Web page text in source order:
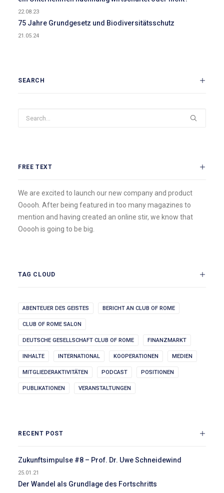
22.08.23
75 Jahre Grundgesetz und Biodiversitätsschutz
21.05.24
SEARCH
FREE TEXT
We are excited to launch our new company and product
Ooooh. After being featured in too many magazines to
mention and having created an online stir, we know that
Ooooh is going to be big.
TAG CLOUD
ABENTEUER DES GEISTES BERICHT AN CLUB OF ROME
CLUB OF ROME SALON
DEUTSCHE GESELLSCHAFT CLUB OF ROME FINANZMARKT
INHALTE INTERNATIONAL KOOPERATIONEN MEDIEN
MITGLIEDERAKTIVITÄTEN PODCAST POSITIONEN
PUBLIKATIONEN VERANSTALTUNGEN
RECENT POST
Zukunftsimpulse #8 – Prof. Dr. Uwe Schneidewind
25.01.21
Der Wandel als Grundlage des Fortschritts